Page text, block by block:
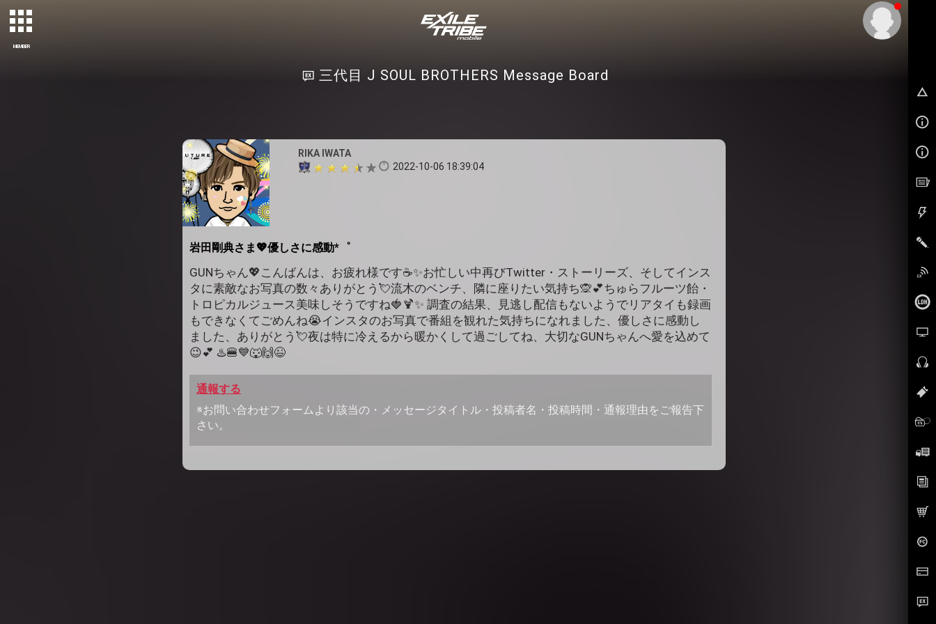
MEMBER
三代目 J SOUL BROTHERS Message Board
RIKA IWATA
2022-10-06 18:39:04
岩田剛典さま💖優しさに感動*゜
GUNちゃん💖こんばんは、お疲れ様です☕✨お忙しい中再びTwitter・ストーリーズ、そしてインス
タに素敵なお写真の数々ありがとう💘流木のベンチ、隣に座りたい気持ち🙊💕ちゅらフルーツ飴・
トロピカルジュース美味しそうですね🍓🍹✨ 調査の結果、見逃し配信もないようでリアタイも録画
もできなくてごめんね😭インスタのお写真で番組を観れた気持ちになれました、優しさに感動し
ました、ありがとう💘夜は特に冷えるから暖かくして過ごしてね、大切なGUNちゃんへ愛を込めて
😉💕 ♨️🍔💙🐺🙌😉
通報する
※お問い合わせフォームより該当の・メッセージタイトル・投稿者名・投稿時間・通報理由をご報告下
さい。